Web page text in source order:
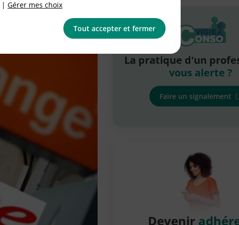
La pratique d'un
vous alerte ?
Faire un signalement
Devenir
| Gérer mes choix
Tout accepter et fermer